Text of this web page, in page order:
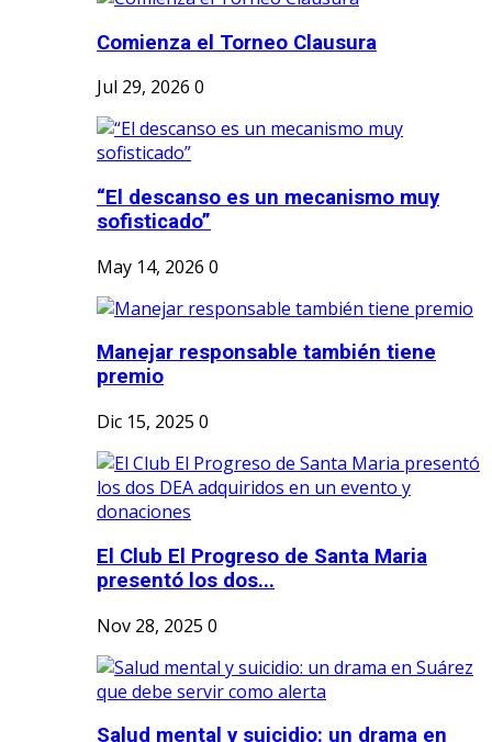
Comienza el Torneo Clausura
Jul 29, 2026 0
“El descanso es un mecanismo muy
sofisticado”
May 14, 2026 0
Manejar responsable también tiene
premio
Dic 15, 2025 0
El Club El Progreso de Santa Maria
presentó los dos...
Nov 28, 2025 0
Salud mental y suicidio: un drama en